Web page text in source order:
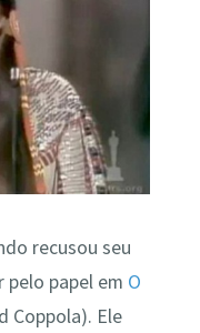
recusou seu
pelo papel em O
Coppola). Ele